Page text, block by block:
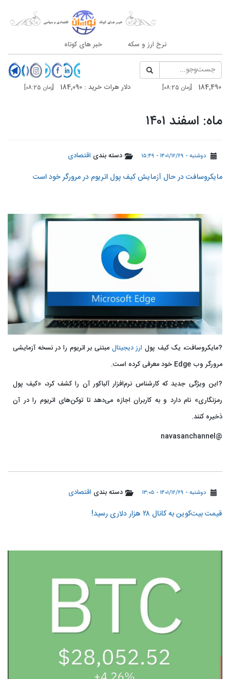
نرخ ارز و سکه خبر های کوتاه
دلار هرات خرید : 184,090 [زمان 08:25]
سکه امامی : 187,000
ماه: اسفند ۱۴۰۱
دوشنبه - ۱۴۰۱/۱۲/۲۹ - ۱۵:۴۹ دسته بندی اقتصادی
مایکروسافت در حال آزمایش کیف پول اتریوم در مرورگر خود است
?مایکروسافت، یک کیف پول ارز دیجیتالمبتنی بر اتریوم را در نسخه آزمایشی
مرورگر وب Edge خود معرفی کرده است.
?این ویژگی جدید که کارشناس نرم‌افزار آلباکور آن را کشف کرد، «کیف پول
رمزنگاری» نام دارد و به کاربران اجازه می‌دهد تا توکن‌های اتریوم را در آن
ذخیره کنند.
@navasanchannel
دوشنبه - ۱۴۰۱/۱۲/۲۹ - ۱۳:۰۵ دسته بندی اقتصادی
قیمت بیت‌کوین به کانال ۲۸ هزار دلاری رسید!